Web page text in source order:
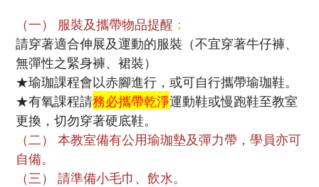
（一） 服裝及攜帶物品提醒 ：
請穿著適合伸展及運動的服裝（不宜穿著牛仔褲、
無彈性之緊身褲、裙裝）
★瑜珈課程會以赤腳進行，或可自行攜帶瑜珈鞋。
★有氧課程請務必攜帶乾淨運動鞋或慢跑鞋至教室
更換，切勿穿著硬底鞋。
（二） 本教室備有公用瑜珈墊及彈力帶，學員亦可
自備。
（三） 請準備小毛巾、飲水。